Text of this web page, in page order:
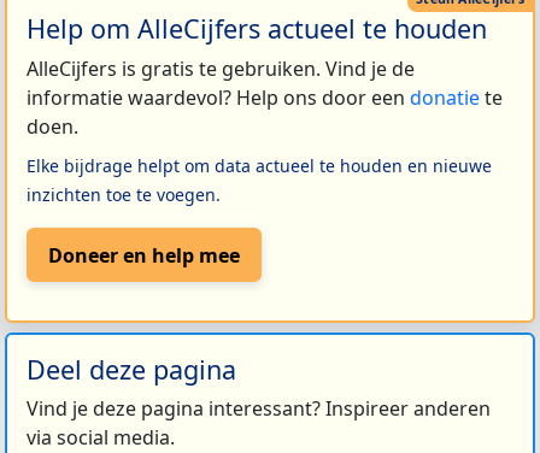
Help om AlleCijfers actueel te houden
AlleCijfers is gratis te gebruiken. Vind je de
informatie waardevol? Help ons door een donatiete
doen.
Elke bijdrage helpt om data actueel te houden en nieuwe
inzichten toe te voegen.
Doneer en help mee
Deel deze pagina
Vind je deze pagina interessant? Inspireer anderen
via social media.